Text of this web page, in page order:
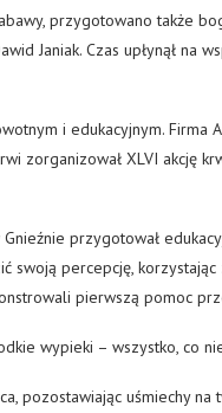
przygotowano także
Janiak. Czas upłynął na
i edukacyjnym. Firma
zorganizował XLVI akcję
przygotował
swoją percepcję,
pierwszą pomoc
wypieki – wszystko, co
pozostawiając uśmiechy